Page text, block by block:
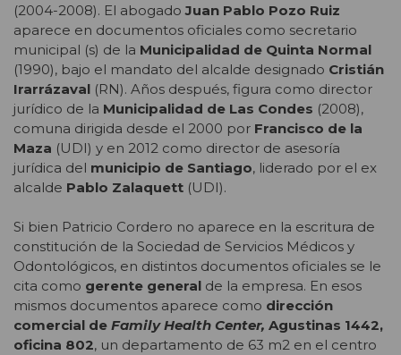
(2004-2008). El abogadoJuan Pablo Pozo Ruiz
aparece en documentos oficiales como secretario
municipal (s) de la Municipalidad de Quinta Normal
(1990), bajo el mandato del alcalde designado Cristián
Irarrázaval (RN). Años después, figura como director
jurídico de la Municipalidad de Las Condes (2008),
comuna dirigida desde el 2000 por Francisco de la
Maza (UDI) y en 2012 como director de asesoría
jurídica del municipio de Santiago, liderado por el ex
alcalde Pablo Zalaquett (UDI).
Si bien Patricio Cordero no aparece en la escritura de
constitución de la Sociedad de Servicios Médicos y
Odontológicos, en distintos documentos oficiales se le
cita como gerente general de la empresa. En esos
mismos documentos aparece como dirección
comercial de Family Health Center, Agustinas 1442,
oficina 802, un departamento de 63 m2 en el centro